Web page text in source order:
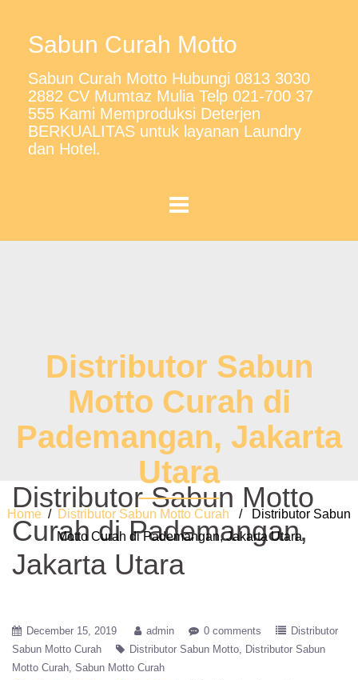
Sabun Curah Motto
Sabun Curah Motto Hubungi 0813 3030
2882 CV Mumtaz Mulia Telp 021-700 37
555 Kami Memproduksi Deterjen
BERKUALITAS untuk layanan Laundry
dan Hotel.
Distributor Sabun
Motto Curah di
Pademangan, Jakarta
Utara
Home / Distributor Sabun Motto Curah / Distributor Sabun
Motto Curah di Pademangan, Jakarta Utara
Distributor Sabun Motto
Curah di Pademangan,
Jakarta Utara
December 15, 2019 admin 0 comments
Distributor
Sabun Motto Curah
Distributor Sabun Motto
Distributor Sabun
Motto Curah Sabun Motto Curah